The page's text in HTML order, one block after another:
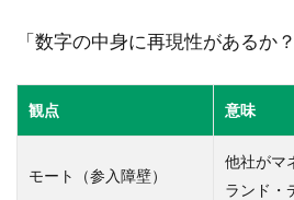
「数字の中身に再現性があるか
観点 意味
モート（参入障壁）
他社がマ
ランド・